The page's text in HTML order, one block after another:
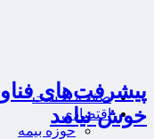
صفحه نخست
اقتصادی
حوزه بیمه
پیشرفت‌های
خوش نیامد